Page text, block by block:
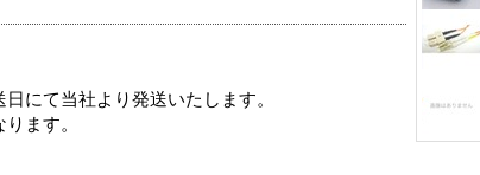
にて当社より発送いたします。
ます。